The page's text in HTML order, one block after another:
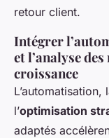
retour client.
Intégrer
et l’analyse
croissance
l’optimisation
adaptés